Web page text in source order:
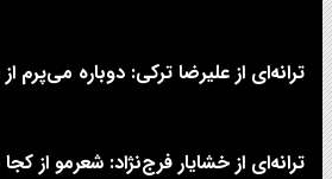
ترانه‌ای از علیرضا ترکی: دوباره می‌پرم
ترانه‌ای از خشایار فرج‌نژاد: شعرمو از